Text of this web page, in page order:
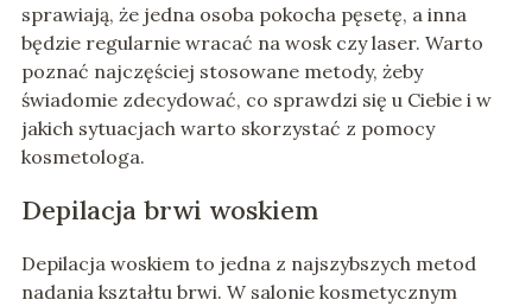
sprawiają, że jedna osoba pokocha pęsetę, a inna
będzie regularnie wracać na wosk czy laser. Warto
poznać najczęściej stosowane metody, żeby
świadomie zdecydować, co sprawdzi się u Ciebie i w
jakich sytuacjach warto skorzystać z pomocy
kosmetologa.
Depilacja brwi woskiem
Depilacja woskiem to jedna z najszybszych metod
nadania kształtu brwi. W salonie kosmetycznym